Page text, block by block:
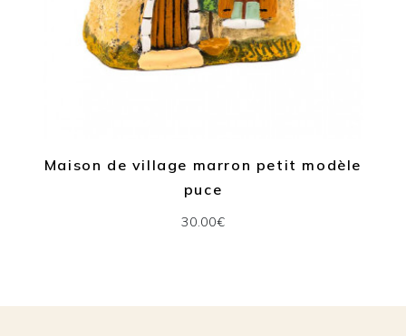
Maison de village marron petit modèle
puce
30.00€